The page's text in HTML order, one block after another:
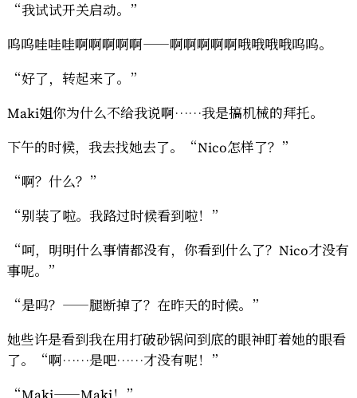
“我试试开关启动。”
呜呜哇哇哇啊啊啊啊啊——啊啊啊啊啊哦哦哦哦呜呜。
“好了，转起来了。”
Maki姐你为什么不给我说啊……我是搞机械的拜托。
下午的时候，我去找她去了。“Nico怎样了？”
“啊？什么？”
“别装了啦。我路过时候看到啦！”
“呵，明明什么事情都没有，你看到什么了？Nico才没有
事呢。”
“是吗？——腿断掉了？在昨天的时候。”
她些许是看到我在用打破砂锅问到底的眼神盯着她的眼看
了。“啊……是吧……才没有呢！”